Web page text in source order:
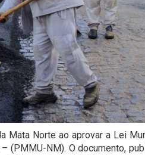
Mata Norte ao aprovar a Lei
–(PMMU-NM). O documento,